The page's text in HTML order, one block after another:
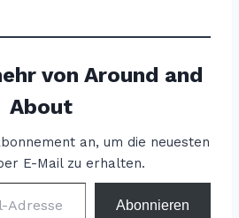
von Around and
About
an, um die neuesten
E-Mail zu erhalten.
Abonnieren